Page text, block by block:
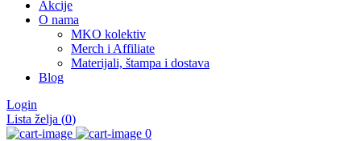
Akcije
O nama
MKO kolektiv
Merch i Affiliate
Materijali, štampa i dostava
Blog
Login
Lista želja (0)
0